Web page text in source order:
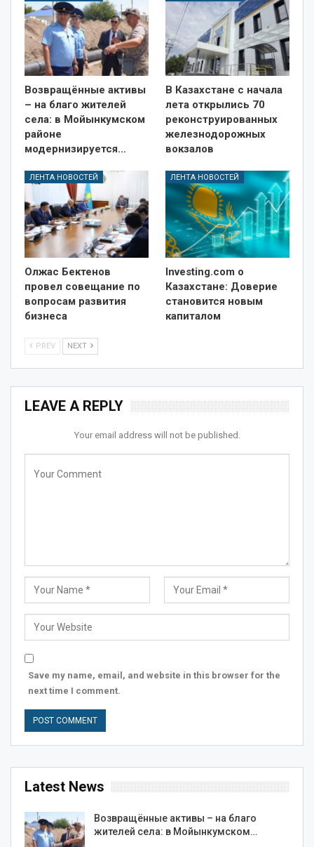
Возвращённые активы
– на благо жителей
села: в Мойынкумском
районе
модернизируется…
В Казахстане с начала
лета открылись 70
реконструированных
железнодорожных
вокзалов
ЛЕНТА НОВОСТЕЙ
Олжас Бектенов
провел совещание по
вопросам развития
бизнеса
ЛЕНТА НОВОСТЕЙ
Investing.com о
Казахстане: Доверие
становится новым
капиталом
PREV NEXT
LEAVE A REPLY
Your email address will not be published.
Save my name, email, and website in this browser for the
next time I comment.
Latest News
Возвращённые активы – на благо
жителей села: в Мойынкумском…